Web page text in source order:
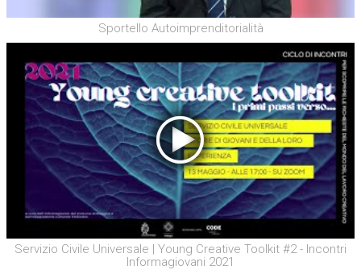
Sportello Autoimprenditorialità
Servizio Civile Universale | Young Creative Toolkit #2 - Incontri
Informagiovani 2021